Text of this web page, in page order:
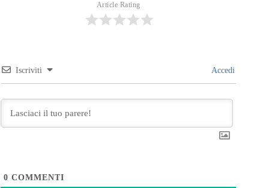
Article Rating
Iscriviti Accedi
0 COMMENTI